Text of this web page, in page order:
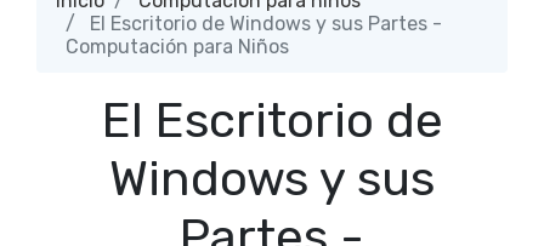
El Escritorio de Windows y sus Partes -
Computación para Niños
El Escritorio de
Windows y sus